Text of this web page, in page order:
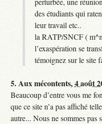
des étudiants qui
leur travail etc..
la RATP/SNCF (
l’exaspération se
témoignez sur le site
5.Aux mécontents,4 août
Beaucoup d’entre vous me
que ce site n’a pas affiché
autre... Nous ne sommes